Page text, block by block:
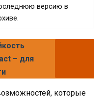
версию в
– для
которые